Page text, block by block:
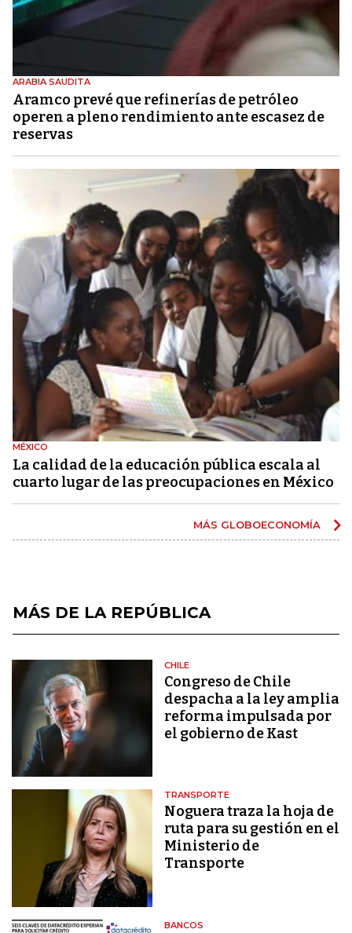
ARABIA SAUDITA
Aramco prevé que refinerías de petróleo
operen a pleno rendimiento ante escasez de
reservas
MÉXICO
La calidad de la educación pública escala al
cuarto lugar de las preocupaciones en México
MÁS GLOBOECONOMÍA
MÁS DE LA REPÚBLICA
CHILE
Congreso de Chile
despacha a la ley amplia
reforma impulsada por
el gobierno de Kast
TRANSPORTE
Noguera traza la hoja de
ruta para su gestión en el
Ministerio de
Transporte
BANCOS